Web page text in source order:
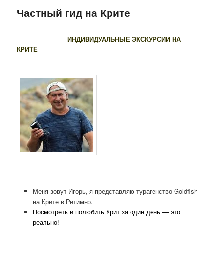
Частный гид на Крите
ИНДИВИДУАЛЬНЫЕ ЭКСКУРСИИ НА
КРИТЕ
Меня зовут Игорь, я представляю турагенство Goldfish
на Крите в Ретимно.
Посмотреть и полюбить Крит за один день — это
реально!